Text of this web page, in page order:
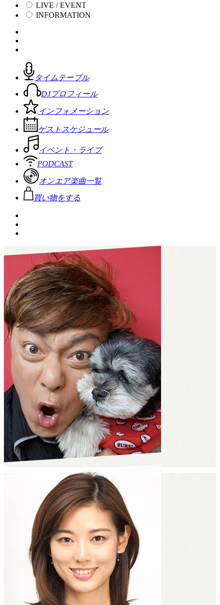
LIVE / EVENT
INFORMATION
タイムテーブル
DJプロフィール
インフォメーション
ゲストスケジュール
イベント・ライブ
PODCAST
オンエア楽曲一覧
買い物をする